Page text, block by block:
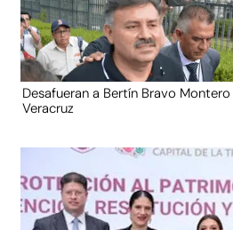
Desafueran a Bertín Bravo
Veracruz